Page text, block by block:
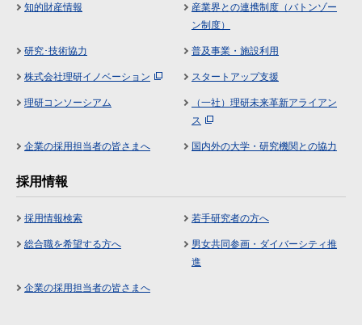
知的財産情報
産業界との連携制度（バトンゾー
ン制度）
研究･技術協力 普及事業・施設利用
株式会社理研イノベーション スタートアップ支援
理研コンソーシアム
（一社）理研未来革新アライアン
ス
企業の採用担当者の皆さまへ 国内外の大学・研究機関との協力
採用情報
採用情報検索 若手研究者の方へ
総合職を希望する方へ
男女共同参画・ダイバーシティ推
進
企業の採用担当者の皆さまへ